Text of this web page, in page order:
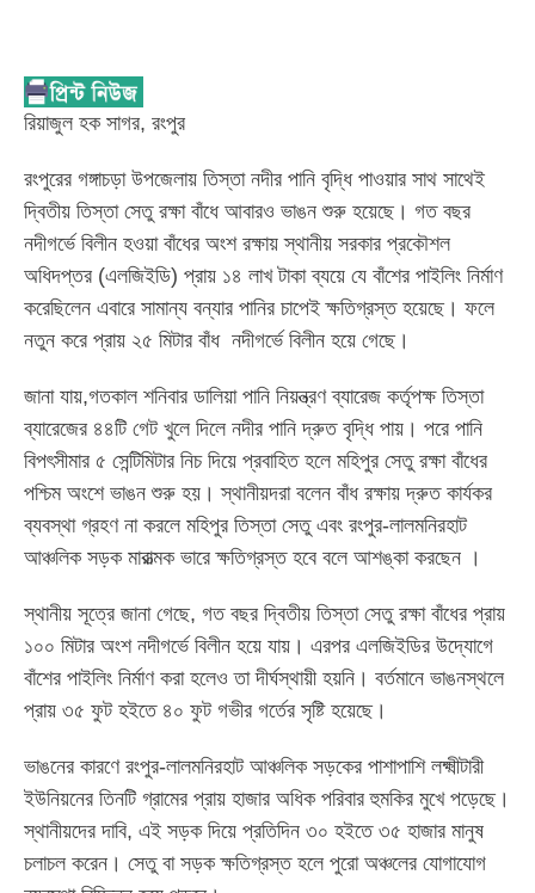
রিয়াজুল হক সাগর, রংপুর
রংপুরের গঙ্গাচড়া উপজেলায় তিস্তা নদীর পানি বৃদ্ধি পাওয়ার সাথ সাথেই
দ্বিতীয় তিস্তা সেতু রক্ষা বাঁধে আবারও ভাঙন শুরু হয়েছে। গত বছর
নদীগর্ভে বিলীন হওয়া বাঁধের অংশ রক্ষায় স্থানীয় সরকার প্রকৌশল
অধিদপ্তর (এলজিইডি) প্রায় ১৪ লাখ টাকা ব্যয়ে যে বাঁশের পাইলিং নির্মাণ
করেছিলেন এবারে সামান্য বন্যার পানির চাপেই ক্ষতিগ্রস্ত হয়েছে। ফলে
নতুন করে প্রায় ২৫ মিটার বাঁধ নদীগর্ভে বিলীন হয়ে গেছে।
জানা যায়,গতকাল শনিবার ডালিয়া পানি নিয়ন্ত্রণ ব্যারেজ কর্তৃপক্ষ তিস্তা
ব্যারেজের ৪৪টি গেট খুলে দিলে নদীর পানি দ্রুত বৃদ্ধি পায়। পরে পানি
বিপৎসীমার ৫ সেন্টিমিটার নিচ দিয়ে প্রবাহিত হলে মহিপুর সেতু রক্ষা বাঁধের
পশ্চিম অংশে ভাঙন শুরু হয়। স্থানীয়দরা বলেন বাঁধ রক্ষায় দ্রুত কার্যকর
ব্যবস্থা গ্রহণ না করলে মহিপুর তিস্তা সেতু এবং রংপুর-লালমনিরহাট
আঞ্চলিক সড়ক মারাত্মক ভারে ক্ষতিগ্রস্ত হবে বলে আশঙ্কা করছেন ।
স্থানীয় সূত্রে জানা গেছে, গত বছর দ্বিতীয় তিস্তা সেতু রক্ষা বাঁধের প্রায়
১০০ মিটার অংশ নদীগর্ভে বিলীন হয়ে যায়। এরপর এলজিইডির উদ্যোগে
বাঁশের পাইলিং নির্মাণ করা হলেও তা দীর্ঘস্থায়ী হয়নি। বর্তমানে ভাঙনস্থলে
প্রায় ৩৫ ফুট হইতে ৪০ ফুট গভীর গর্তের সৃষ্টি হয়েছে।
ভাঙনের কারণে রংপুর-লালমনিরহাট আঞ্চলিক সড়কের পাশাপাশি লক্ষ্মীটারী
ইউনিয়নের তিনটি গ্রামের প্রায় হাজার অধিক পরিবার হুমকির মুখে পড়েছে।
স্থানীয়দের দাবি, এই সড়ক দিয়ে প্রতিদিন ৩০ হইতে ৩৫ হাজার মানুষ
চলাচল করেন। সেতু বা সড়ক ক্ষতিগ্রস্ত হলে পুরো অঞ্চলের যোগাযোগ